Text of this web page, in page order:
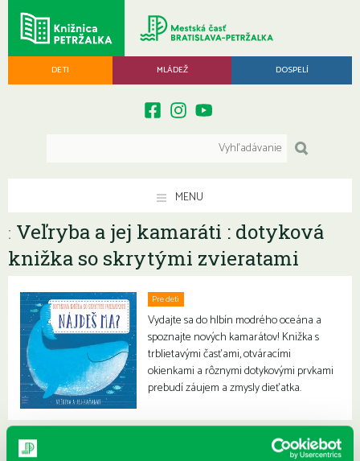
DETI MLÁDEŽ DOSPELÍ
MENU
: Veľryba a jej kamaráti : dotyková
knižka so skrytými zvieratami
Pre deti
Vydajte sa do hlbín modrého oceána a
spoznajte nových kamarátov! Knižka s
trblietavými časťami, otváracími
okienkami a rôznymi dotykovými prvkami
prebudí záujem a zmysly dieťatka.